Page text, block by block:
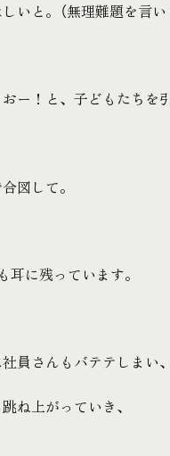
と。（無理難題を言い
ー！と、子どもたちを
図して。
に残っています。
員さんもバテテしまい、
ね上がっていき、